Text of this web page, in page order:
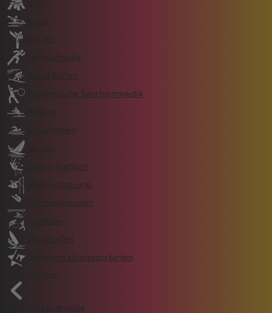
Leichtathletik
Rapid Surfen
Rhythmische Sportgymnastik
Rudern
Schwimmen
Segeln
Speed-Klettern
Stabhochsprung
Trampolinturnen
Triathlon
Windsurfen
Demonstrationssportarten
Sportstätten
enercity Leinewelle